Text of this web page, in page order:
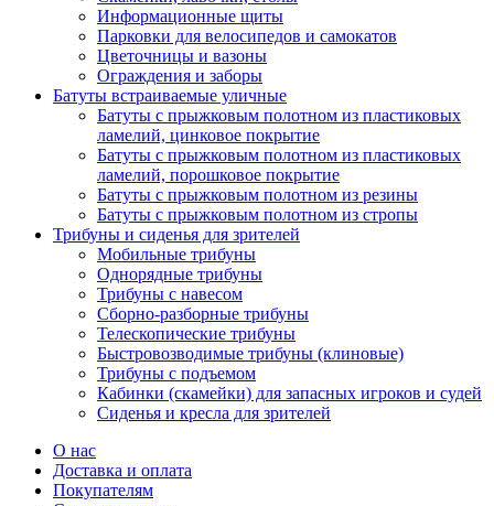
Информационные щиты
Парковки для велосипедов и самокатов
Цветочницы и вазоны
Ограждения и заборы
Батуты встраиваемые уличные
Батуты с прыжковым полотном из пластиковых
ламелий, цинковое покрытие
Батуты с прыжковым полотном из пластиковых
ламелий, порошковое покрытие
Батуты с прыжковым полотном из резины
Батуты с прыжковым полотном из стропы
Трибуны и сиденья для зрителей
Мобильные трибуны
Однорядные трибуны
Трибуны с навесом
Сборно-разборные трибуны
Телескопические трибуны
Быстровозводимые трибуны (клиновые)
Трибуны с подъемом
Кабинки (скамейки) для запасных игроков и судей
Сиденья и кресла для зрителей
О нас
Доставка и оплата
Покупателям